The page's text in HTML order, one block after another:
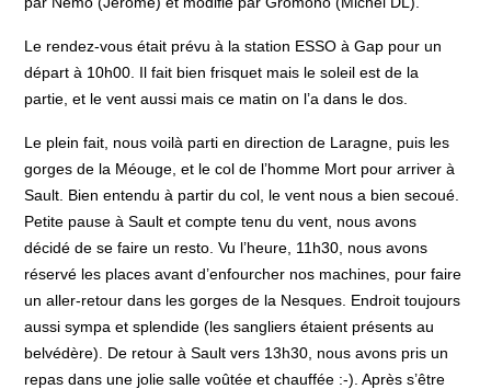
Le rendez-vous était prévu à la station ESSO à Gap pour un
départ à 10h00. Il fait bien frisquet mais le soleil est de la
partie, et le vent aussi mais ce matin on l’a dans le dos.
Le plein fait, nous voilà parti en direction de Laragne, puis les
gorges de la Méouge, et le col de l’homme Mort pour arriver à
Sault. Bien entendu à partir du col, le vent nous a bien secoué.
Petite pause à Sault et compte tenu du vent, nous avons
décidé de se faire un resto. Vu l’heure, 11h30, nous avons
réservé les places avant d’enfourcher nos machines, pour faire
un aller-retour dans les gorges de la Nesques. Endroit toujours
aussi sympa et splendide (les sangliers étaient présents au
belvédère). De retour à Sault vers 13h30, nous avons pris un
repas dans une jolie salle voûtée et chauffée :-). Après s’être